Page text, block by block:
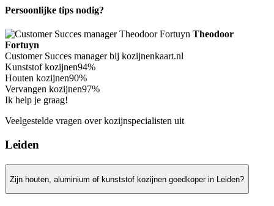
Persoonlijke tips nodig?
Theodoor
Fortuyn
Customer Succes manager bij kozijnenkaart.nl
Kunststof kozijnen94%
Houten kozijnen90%
Vervangen kozijnen97%
Ik help je graag!
Veelgestelde vragen over kozijnspecialisten uit
Leiden
Zijn houten, aluminium of kunststof kozijnen goedkoper in Leiden?